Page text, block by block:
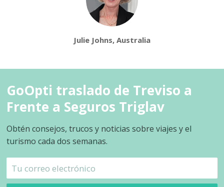
Julie Johns, Australia
GoOpti traslado de Treviso a
Frente a Seguros Triglav
Obtén consejos, trucos y noticias sobre viajes y el
turismo cada dos semanas.